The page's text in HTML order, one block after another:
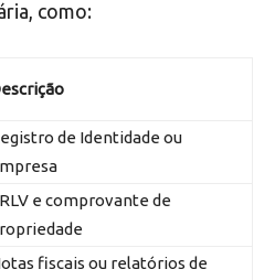
como:
de Identidade ou
e comprovante de
fiscais ou relatórios de